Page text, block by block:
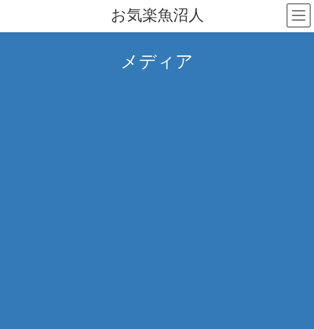
テ
ゲ
お気楽魚沼人
メディア